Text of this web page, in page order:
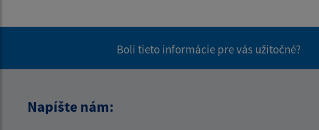
Boli tieto informácie pre vás užitočné?
Napíšte nám: